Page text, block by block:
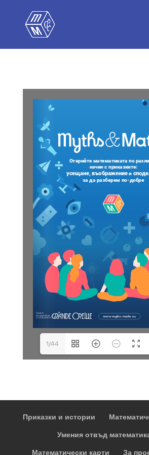
1/44
Приказки и истории
Умения отвъд
Математически карти
За